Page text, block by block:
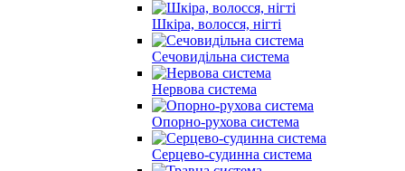
Шкіра, волосся, нігті
Сечовидільна система
Нервова система
Опорно-рухова система
Серцево-судинна система